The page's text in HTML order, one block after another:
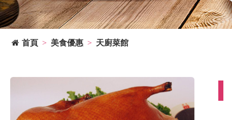
首頁 美食優惠 天廚菜館